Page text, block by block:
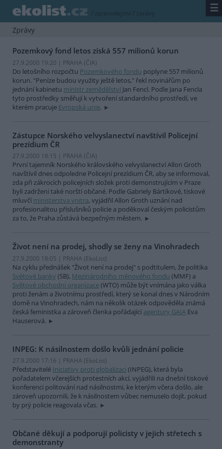
/ zpravodajství / zprávy ☰
Zprávy
Pozemkový fond letos získá 557 milionů korun
27.9.2000 19:20 | PRAHA (ČIA)
Do letošního rozpočtu Pozemkového fondu poplyne 557 milionů
korun. "Peníze budou využity ještě letos," řekl novinářům po
jednání kabinetu ministr zemědělství Jan Fencl. Podle Jana Fencla
tyto prostředky směřují k vytvoření standardního prostředí, ve
kterém pracuje Evropská unie.
Zástupce Norského velvyslanectví navštívil Policejní
prezídium ČR
27.9.2000 18:15 | PRAHA (ČIA)
První tajemník Norského královského velvyslanectví Allon Groth
navštívil dnes odpoledne Policejní prezídium ČR, aby se informoval,
zda při zákrocích policejních složek proti demonstrujícím v Praze
byli zadrženi také norští občané. Podle Gabriely Bártíkové, tiskové
mluvčí ministerstva vnitra, vyjádřil Allon Groth uznání nad
profesionalitou příslušníků policie a poděkoval českým policistům
za to, že Praha zůstává bezpečným městem.
Život není na prodej, shodly se ženy na Vinohradech
27.9.2000 18:05 | PRAHA (EkoList)
Na cyklu přednášek "Život není na prodej" s podtitulem, že politika
Světové banky (SB), Mezinárodního měnového fondu (MMF) a
Světové obchodní organizace(WTO) může být vnímána jako válka
proti ženám a životnímu prostředí, který se konal dnes v Národním
domě na Vinohradech, nám na několik otázek odpověděla známá
česká feministka a zároveň členka pořádající agentury GAIA Eva
Hauserová.
INPEG: K násilnostem došlo kvůli jednání policie
27.9.2000 17:16 | PRAHA (EkoList)
Představitelé Iniciativy proti globalizaci (INPEG), která byla
pořadatelem včerejších protestních akcí, vyjádřili na dnešní tiskové
konferenci politování nad násilnostmi, ke kterým včera došlo, ale
zároveň upozornili, že k násilnostem vůbec nemuselo dojít, pokud
by prý policie reagovala včas.
Občané děkují a podporují policisty v jejich střetech s
demonstranty